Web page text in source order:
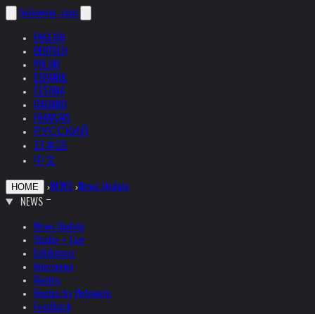
helnwein .com
ENGLISH
DEUTSCH
POLSKI
ESPAÑOL
ČEŠTINA
ITALIANO
FRANÇAIS
РУССКИЙ
日本語
中文
HOME ›NEWS ›News Update
NEWS
News Update
Studio + Live
Exhibitions
Interviews
Quotes
Quotes by Helnwein
Feedback